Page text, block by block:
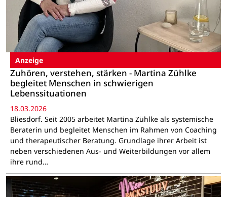
Anzeige
Zuhören, verstehen, stärken - Martina Zühlke
begleitet Menschen in schwierigen
Lebenssituationen
18.03.2026
Bliesdorf. Seit 2005 arbeitet Martina Zühlke als systemische
Beraterin und begleitet Menschen im Rahmen von Coaching
und therapeutischer Beratung. Grundlage ihrer Arbeit ist
neben verschiedenen Aus- und Weiterbildungen vor allem
ihre rund…